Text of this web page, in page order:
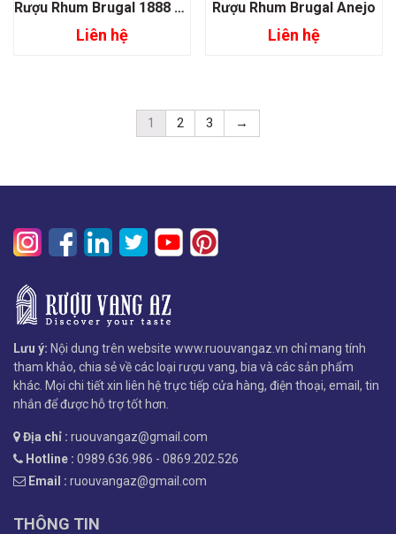
Rượu Rhum Brugal 1888 Aged
Liên hệ
Rượu Rhum Brugal Anejo
Liên hệ
1 2 3 →
Lưu ý: Nội dung trên website www.ruouvangaz.vn chỉ mang tính
tham khảo, chia sẻ về các loại rượu vang, bia và các sản phẩm
khác. Mọi chi tiết xin liên hệ trực tiếp cửa hàng, điện thoại, email, tin
nhắn để được hỗ trợ tốt hơn.
Địa chỉ : ruouvangaz@gmail.com
Hotline : 0989.636.986 - 0869.202.526
Email : ruouvangaz@gmail.com
THÔNG TIN